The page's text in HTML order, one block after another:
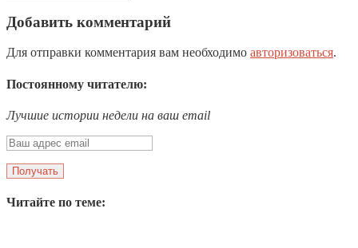
Добавить комментарий
Для отправки комментария вам необходимо авторизоваться.
Постоянному читателю:
Лучшие истории недели на ваш email
Читайте по теме: